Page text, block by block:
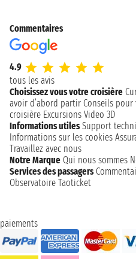
Commentaires
4.9
tous les avis
Choisissez vous votre croisière
avoir d’abord partir Conseils
croisière Excursions Video 3D
Informations utiles Support
Informations sur les cookies
Travaillez avec nous
Notre Marque Qui nous sommes
Services des passagers
Observatoire Taoticket
paiements